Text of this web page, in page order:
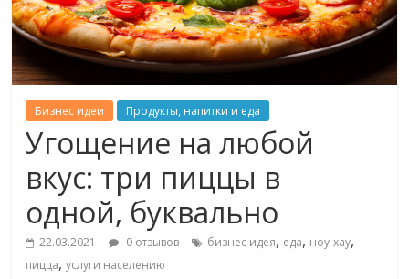
Бизнес идеи Продукты, напитки и еда
Угощение на любой
вкус: три пиццы в
одной, буквально
22.03.2021 0 отзывов бизнес идея, еда, ноу-хау,
пицца,услуги населению